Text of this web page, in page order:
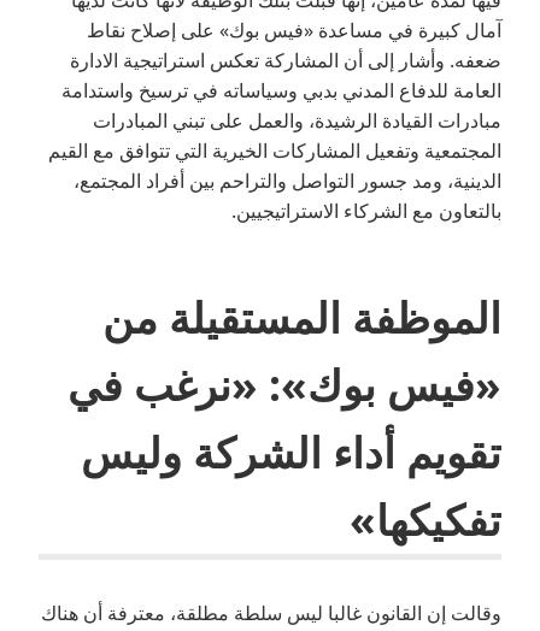
آمال كبيرة في مساعدة «فيس بوك» على إصلاح نقاط
ضعفه. وأشار إلى أن المشاركة تعكس استراتيجية الادارة
العامة للدفاع المدني بدبي وسياساته في ترسيخ واستدامة
مبادرات القيادة الرشيدة، والعمل على تبني المبادرات
المجتمعية وتفعيل المشاركات الخيرية التي تتوافق مع القيم
الدينية، ومد جسور التواصل والتراحم بين أفراد المجتمع،
بالتعاون مع الشركاء الاستراتيجيين.
الموظفة المستقيلة من
«فيس بوك»: «نرغب في
تقويم أداء الشركة وليس
تفكيكها»
وقالت إن القانون غالبا ليس سلطة مطلقة، معترفة أن هناك